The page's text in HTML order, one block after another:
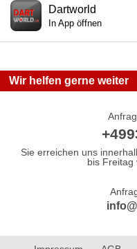
Dartworld
In App öffnen
Wir helfen gerne weiter
Sie erreichen uns
bis Freitag